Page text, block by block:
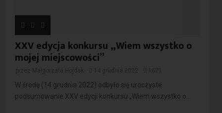
XXV edycja konkursu „Wiem wszystko o
mojej miejscowości”
W środę (14 grudnia 2022) odbyło się uroczyste
podsumowanie XXV edycji konkursu „Wiem wszystko o...